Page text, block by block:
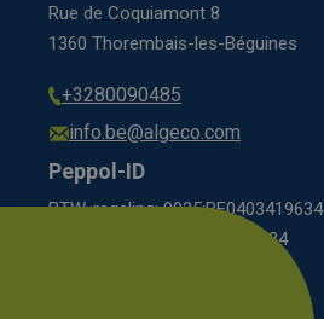
Rue de Coquiamont 8
1360 Thorembais-les-Béguines
+3280090485
info.be@algeco.com
Peppol-ID
BTW-regeling: 9925:BE0403419634
régime BCE: 0208:0403419634